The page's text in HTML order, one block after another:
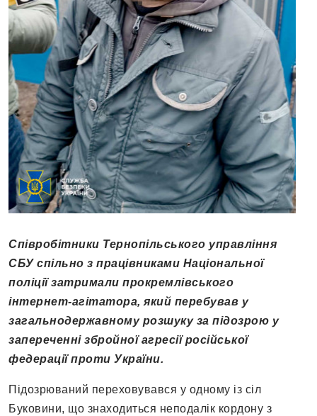
Співробітники Тернопільського управління
СБУ спільно з працівниками Національної
поліції затримали прокремлівського
інтернет-агітатора, який перебував у
загальнодержавному розшуку за підозрою у
запереченні збройної агресії російської
федерації проти України.
Підозрюваний переховувався у одному із сіл
Буковини, що знаходиться неподалік кордону з